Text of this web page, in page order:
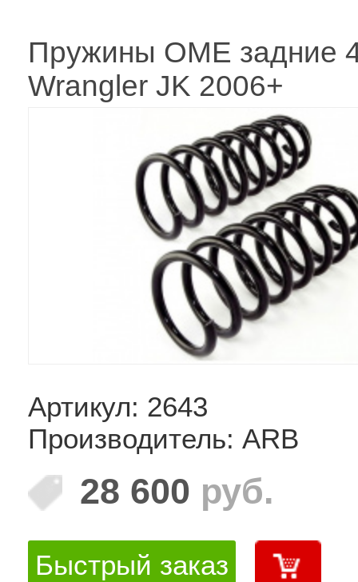
Пружины OME задние
Wrangler JK 2006+
Артикул: 2643
Производитель: ARB
28 600 руб.
Быстрый заказ